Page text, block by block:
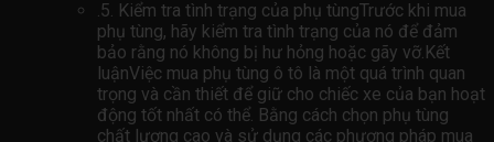
.5. Kiểm tra tình trạng của phụ tùngTrước khi mua
phụ tùng, hãy kiểm tra tình trạng của nó để đảm
bảo rằng nó không bị hư hỏng hoặc gãy vỡ.Kết
luậnViệc mua phụ tùng ô tô là một quá trình quan
trọng và cần thiết để giữ cho chiếc xe của bạn hoạt
động tốt nhất có thể. Bằng cách chọn phụ tùng
chất lượng cao và sử dụng các phương pháp mua